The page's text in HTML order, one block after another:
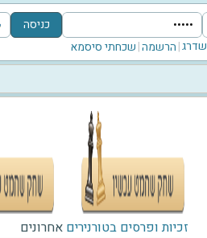
כניסה
Sign in with Google שדרג|הרשמה|שכחתי סיסמא
זכיות ופרסים בטורנירים אחרונים